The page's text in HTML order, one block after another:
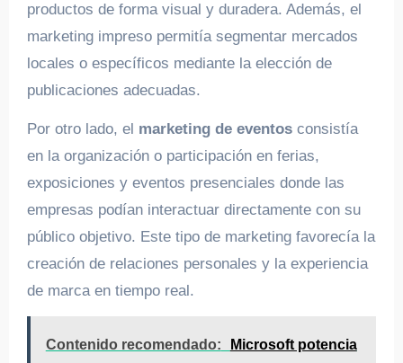
productos de forma visual y duradera. Además, el
marketing impreso permitía segmentar mercados
locales o específicos mediante la elección de
publicaciones adecuadas.
Por otro lado, el marketing de eventosconsistía
en la organización o participación en ferias,
exposiciones y eventos presenciales donde las
empresas podían interactuar directamente con su
público objetivo. Este tipo de marketing favorecía la
creación de relaciones personales y la experiencia
de marca en tiempo real.
Contenido recomendado:
Microsoft potencia